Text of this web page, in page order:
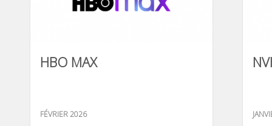
HBO MAX
FÉVRIER 2026